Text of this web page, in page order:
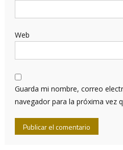
Web
Guarda mi nombre, correo
navegador para la próxima vez